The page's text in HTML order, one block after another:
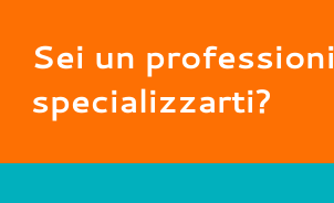
Sei un
specializzarti?